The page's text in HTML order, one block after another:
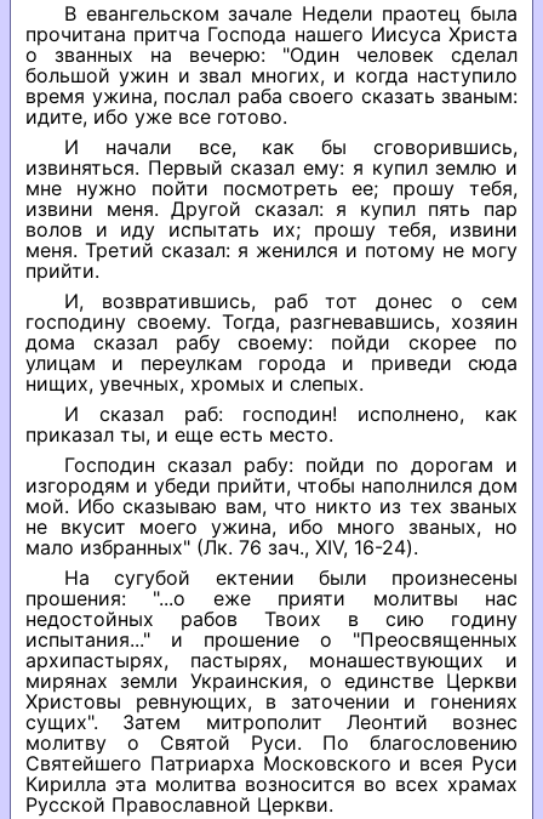
В евангельском зачале Недели праотец была
прочитана притча Господа нашего Иисуса Христа
о званных на вечерю: "Один человек сделал
большой ужин и звал многих, и когда наступило
время ужина, послал раба своего сказать званым:
идите, ибо уже все готово.
И начали все, как бы сговорившись,
извиняться. Первый сказал ему: я купил землю и
мне нужно пойти посмотреть ее; прошу тебя,
извини меня. Другой сказал: я купил пять пар
волов и иду испытать их; прошу тебя, извини
меня. Третий сказал: я женился и потому не могу
прийти.
И, возвратившись, раб тот донес о сем
господину своему. Тогда, разгневавшись, хозяин
дома сказал рабу своему: пойди скорее по
улицам и переулкам города и приведи сюда
нищих, увечных, хромых и слепых.
И сказал раб: господин! исполнено, как
приказал ты, и еще есть место.
Господин сказал рабу: пойди по дорогам и
изгородям и убеди прийти, чтобы наполнился дом
мой. Ибо сказываю вам, что никто из тех званых
не вкусит моего ужина, ибо много званых, но
мало избранных" (Лк. 76 зач., XIV, 16-24).
На сугубой ектении были произнесены
прошения: "...о еже прияти молитвы нас
недостойных рабов Твоих в сию годину
испытания..." и прошение о "Преосвященных
архипастырях, пастырях, монашествующих и
мирянах земли Украинския, о единстве Церкви
Христовы ревнующих, в заточении и гонениях
сущих". Затем митрополит Леонтий вознес
молитву о Святой Руси. По благословению
Святейшего Патриарха Московского и всея Руси
Кирилла эта молитва возносится во всех храмах
Русской Православной Церкви.